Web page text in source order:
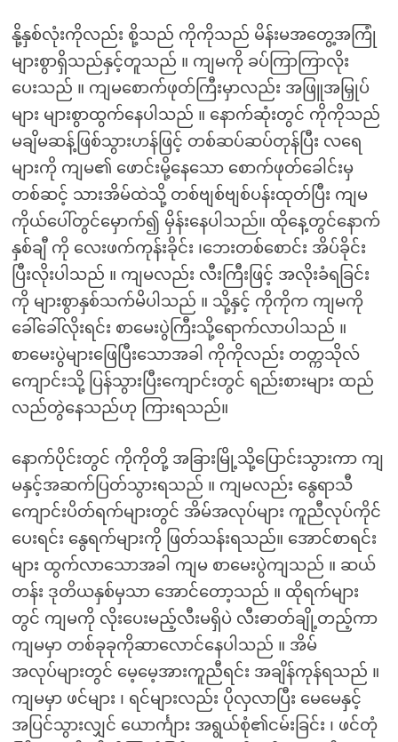
နို့နှစ်လုံးကိုလည်း စို့သည် ကိုကိုသည် မိန်းမအတွေ့အကြုံ
များစွာရှိသည်နှင့်တူသည် ။ ကျမကို ခပ်ကြာကြာလိုး
ပေးသည် ။ ကျမစောက်ဖုတ်ကြီးမှာလည်း အဖြူအမြှုပ်
များ များစွာထွက်နေပါသည် ။ နောက်ဆုံးတွင် ကိုကိုသည်
မချိမဆန့်ဖြစ်သွားဟန်ဖြင့် တစ်ဆပ်ဆပ်တုန်ပြီး လရေ
များကို ကျမ၏ ဖောင်းမို့နေသော စောက်ဖုတ်ခေါင်းမှ
တစ်ဆင့် သားအိမ်ထဲသို့ တစ်ဗျစ်ဗျစ်ပန်းထုတ်ပြီး ကျမ
ကိုယ်ပေါ်တွင်မှောက်၍ မှိန်းနေပါသည်။ ထိုနေ့တွင်နောက်
နှစ်ချီ ကို လေးဖက်ကုန်းခိုင်း ၊ဘေးတစ်စောင်း အိပ်ခိုင်း
ပြီးလိုးပါသည် ။ ကျမလည်း လီးကြီးဖြင့် အလိုးခံရခြင်း
ကို များစွာနှစ်သက်မိပါသည် ။ သို့နှင့် ကိုကိုက ကျမကို
ခေါ်ခေါ်လိုးရင်း စာမေးပွဲကြီးသို့ရောက်လာပါသည် ။
စာမေးပွဲများဖြေပြီးသောအခါ ကိုကိုလည်း တတ္ကသိုလ်
ကျောင်းသို့ ပြန်သွားပြီးကျောင်းတွင် ရည်းစားများ ထည်
လည်တွဲနေသည်ဟု ကြားရသည်။
နောက်ပိုင်းတွင် ကိုကိုတို့ အခြားမြို့သို့ပြောင်းသွားကာ ကျ
မနှင့်အဆက်ပြတ်သွားရသည် ။ ကျမလည်း နွေရာသီ
ကျောင်းပိတ်ရက်များတွင် အိမ်အလုပ်များ ကူညီလုပ်ကိုင်
ပေးရင်း နွေရက်များကို ဖြတ်သန်းရသည်။ အောင်စာရင်း
များ ထွက်လာသောအခါ ကျမ စာမေးပွဲကျသည် ။ ဆယ်
တန်း ဒုတိယနှစ်မှသာ အောင်တော့သည် ။ ထိုရက်များ
တွင် ကျမကို လိုးပေးမည့်လီးမရှိပဲ လီးဓာတ်ချို့တည့်ကာ
ကျမမှာ တစ်ခုခုကိုဆာလောင်နေပါသည် ။ အိမ်
အလုပ်များတွင် မေ့မေ့အားကူညီရင်း အချိန်ကုန်ရသည် ။
ကျမမှာ ဖင်များ ၊ ရင်များလည်း ပိုလှလာပြီး မေမေနှင့်
အပြင်သွားလျှင် ယောင်္ကျား အရွယ်စုံ၏ငမ်းခြင်း ၊ ဖင်တုံ